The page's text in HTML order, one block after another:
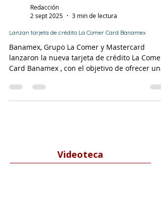
Redacción
2 sept 2025
Lanzan tarjeta de crédito La Comer Card Banamex
Banamex, Grupo La Comer y Mastercard
Card Banamex , con el objetivo de ofrecer una
opción...